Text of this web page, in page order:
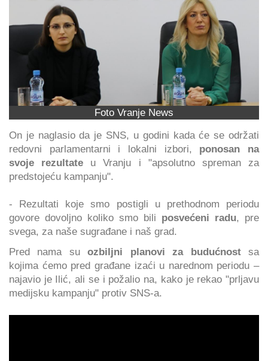
Foto Vranje News
On je naglasio da je SNS, u godini kada će se održati
redovni parlamentarni i lokalni izbori, ponosan na
svoje rezultate u Vranju i "apsolutno spreman za
predstojeću kampanju".
- Rezultati koje smo postigli u prethodnom periodu
govore dovoljno koliko smo bili posvećeni radu, pre
svega, za naše sugrađane i naš grad.
Pred nama suozbiljni planovi za budućnostsa
kojima ćemo pred građane izaći u narednom periodu –
najavio je Ilić, ali se i požalio na, kako je rekao "prljavu
medijsku kampanju" protiv SNS-a.